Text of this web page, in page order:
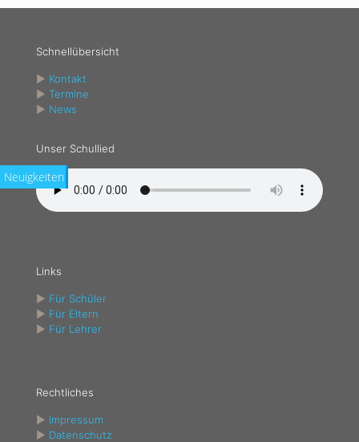
Schnellübersicht
► Kontakt
► Termine
► News
Unser Schullied
Links
► Für Schüler
► Für Eltern
► Für Lehrer
Rechtliches
► Impressum
► Datenschutz
Neuigkeiten